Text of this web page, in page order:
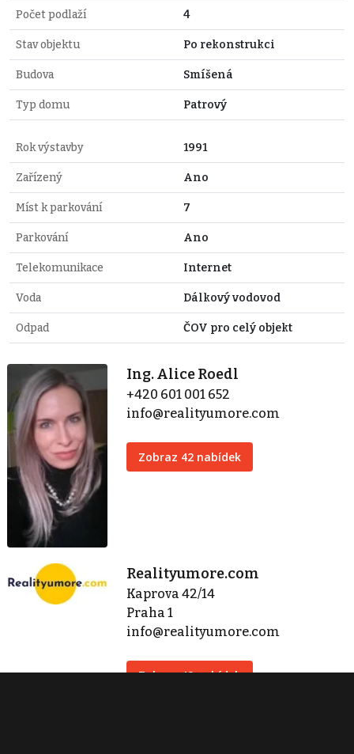
Počet podlaží 4
Stav objektu Po rekonstrukci
Budova Smíšená
Typ domu Patrový
Rok výstavby 1991
Zařízený Ano
Míst k parkování 7
Parkování Ano
Telekomunikace Internet
Voda Dálkový vodovod
Odpad ČOV pro celý objekt
Ing. Alice Roedl
+420 601 001 652
info@realityumore.com
Zobraz 42 nabídek
Realityumore.com
Kaprova 42/14
Praha 1
info@realityumore.com
Zobraz 42 nabídek